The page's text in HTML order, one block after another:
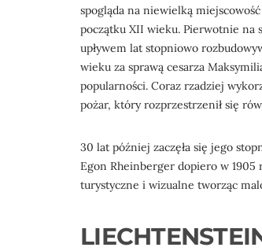
spogląda na niewielką
początku XII wieku. Pierwotnie na
upływem lat stopniowo
wieku za sprawą cesarza
popularności. Coraz rzadziej
pożar, który rozprzestrzenił się
30 lat później zaczęła się jego
Egon Rheinberger dopiero w 1905
turystyczne i wizualne tworząc